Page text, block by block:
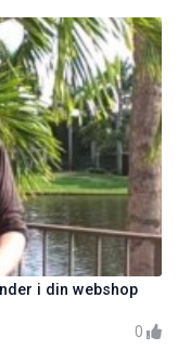
i din webshop
0